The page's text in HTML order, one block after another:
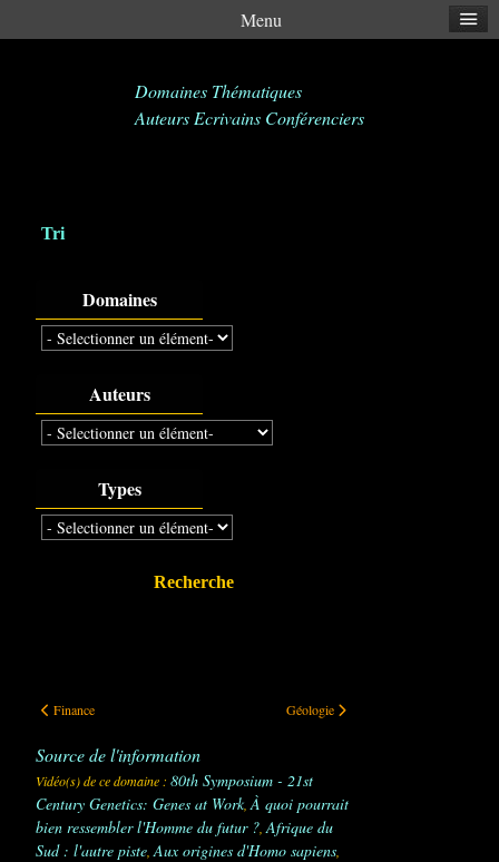
Domaines Thématiques
Auteurs Ecrivains Conférenciers
Tri
Domaines
Auteurs
Types
Recherche
Finance
Finance Géologie
Géologie
Source de l'information
Vidéo(s) de ce domaine : 80th Symposium - 21st
Century Genetics: Genes at Work, À quoi pourrait
bien ressembler l'Homme du futur ? Afrique du
Sud : l'autre piste Aux origines d'Homo sapiens
Menu